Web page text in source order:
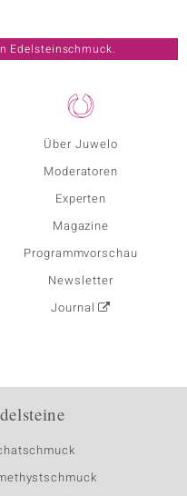
Über Juwelo
Moderatoren
Experten
Magazine
Programmvorschau
Newsletter
Journal
Edelsteinschmuck.